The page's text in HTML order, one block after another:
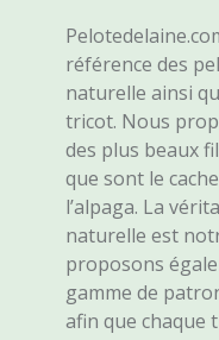
référence des
naturelle ainsi
tricot. Nous
des plus beaux
que sont le
l’alpaga. La
naturelle est
proposons
gamme de
afin que chaque